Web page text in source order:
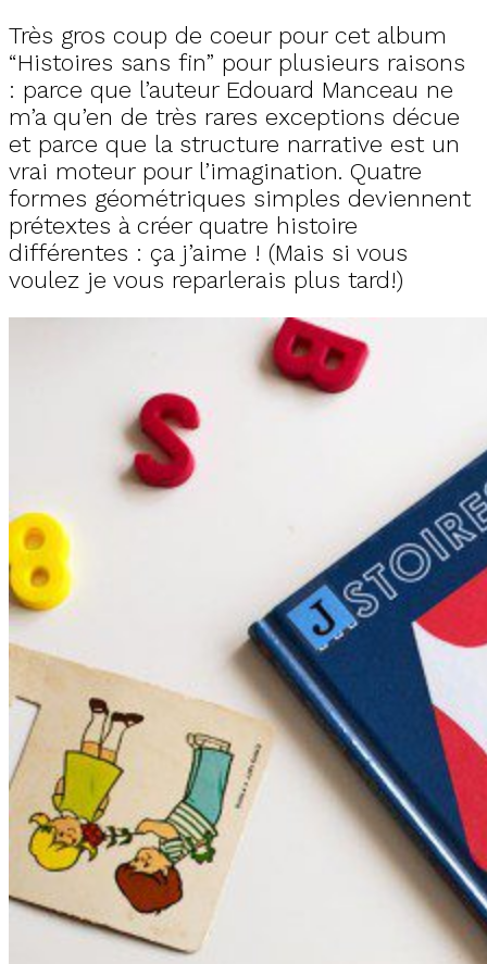
Très gros coup de coeur pour cet album
“Histoires sans fin” pour plusieurs raisons
: parce que l’auteur Edouard Manceau ne
m’a qu’en de très rares exceptions décue
et parce que la structure narrative est un
vrai moteur pour l’imagination. Quatre
formes géométriques simples deviennent
prétextes à créer quatre histoire
différentes : ça j’aime ! (Mais si vous
voulez je vous reparlerais plus tard!)